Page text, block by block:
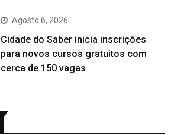
Agosto 6, 2026
Cidade do Saber inicia inscrições
para novos cursos gratuitos com
cerca de 150 vagas